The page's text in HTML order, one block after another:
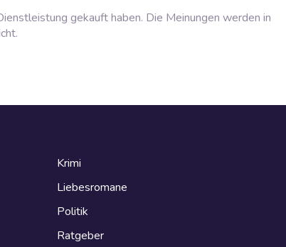
gekauft haben. Die Meinungen werden in
Krimi
Liebesromane
Politik
Ratgeber